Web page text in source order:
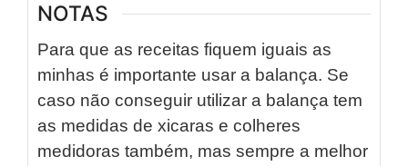
NOTAS
Para que as receitas fiquem iguais as
minhas é importante usar a balança. Se
caso não conseguir utilizar a balança tem
as medidas de xicaras e colheres
medidoras também, mas sempre a melhor